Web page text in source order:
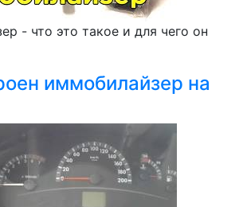
- что это такое и для чего он
иммобилайзер на